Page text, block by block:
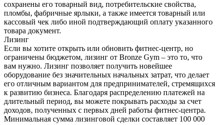
сохранены его товарный вид, потребительские свойства,
пломбы, фабричные ярлыки, а также имеется товарный или
кассовый чек либо иной подтверждающий оплату указанного
товара документ.
Лизинг
Если вы хотите открыть или обновить фитнес-центр, но
ограничены бюджетом, лизинг от Bronze Gym – это то, что
вам нужно. Лизинг позволяет получить новейшее
оборудование без значительных начальных затрат, что делает
его отличным вариантом для предпринимателей, стремящихся
к развитию бизнеса. Благодаря распределению платежей на
длительный период, вы можете покрывать расходы за счет
доходов, полученных с первых дней работы фитнес-центра.
Минимальная сумма лизинговой сделки составляет 100 000